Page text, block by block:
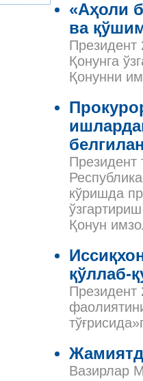
С ПЕРСОНАЛОМ II
рассмотрены вопросы
работников, в
сферах и случаях.
Налоговое
Республики
Сборник
правовых
Данное
по сути
сборник
Узбекистан.
законы,
«Аҳоли
ва
Президент
Қонунга
Қонунни
Президент
кўришда
Қонун
қўллаб-
Президент
Вазирлар